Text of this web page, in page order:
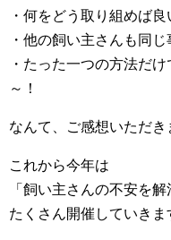
・何をどう取り組めば
・他の飼い主さんも同
・たった一つの方法だ
～！
なんて、ご感想いただき
これから今年は
「飼い主さんの不安を解
たくさん開催していきま